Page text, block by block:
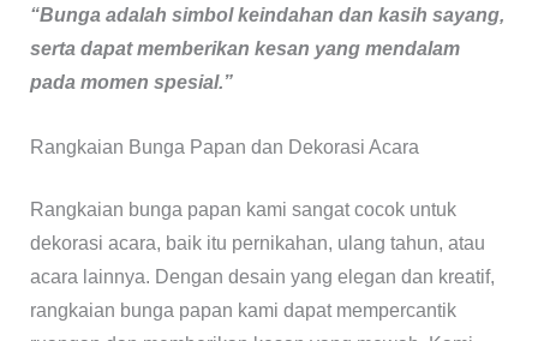
“Bunga adalah simbol keindahan dan kasih sayang,
serta dapat memberikan kesan yang mendalam
pada momen spesial.”
Rangkaian Bunga Papan dan Dekorasi Acara
Rangkaian bunga papan kami sangat cocok untuk
dekorasi acara, baik itu pernikahan, ulang tahun, atau
acara lainnya. Dengan desain yang elegan dan kreatif,
rangkaian bunga papan kami dapat mempercantik